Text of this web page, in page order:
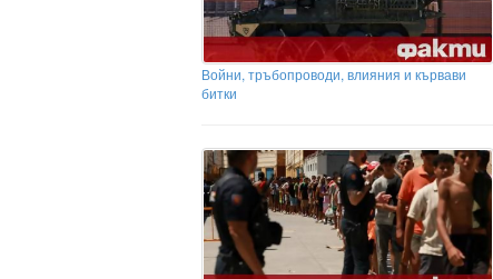
Войни, тръбопроводи, влияния и кървави
битки